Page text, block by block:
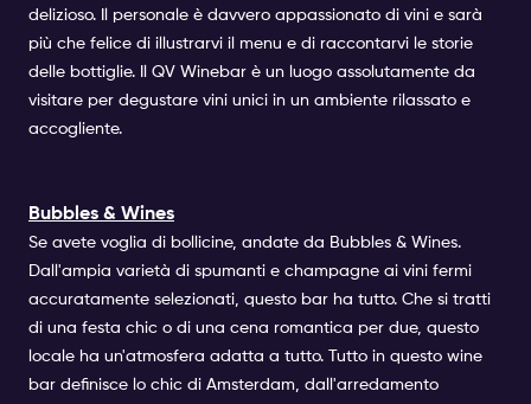
delizioso. Il personale è davvero appassionato di vini e sarà
più che felice di illustrarvi il menu e di raccontarvi le storie
delle bottiglie. Il QV Winebar è un luogo assolutamente da
visitare per degustare vini unici in un ambiente rilassato e
accogliente.
Bubbles & Wines
Se avete voglia di bollicine, andate da Bubbles & Wines.
Dall'ampia varietà di spumanti e champagne ai vini fermi
accuratamente selezionati, questo bar ha tutto. Che si tratti
di una festa chic o di una cena romantica per due, questo
locale ha un'atmosfera adatta a tutto. Tutto in questo wine
bar definisce lo chic di Amsterdam, dall'arredamento